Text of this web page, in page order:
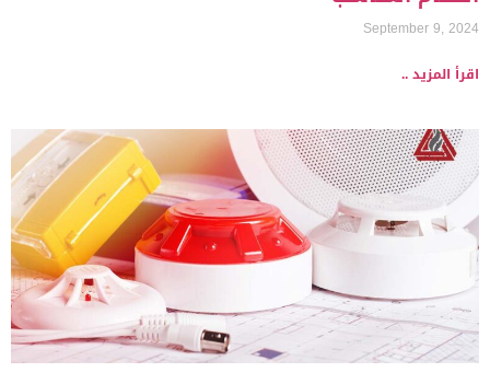
September 9, 2024
اقرأ المزيد ..